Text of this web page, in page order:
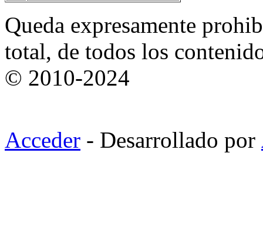
Queda expresamente
total, de todos los
© 2010-2024
Acceder - Desarrollado por